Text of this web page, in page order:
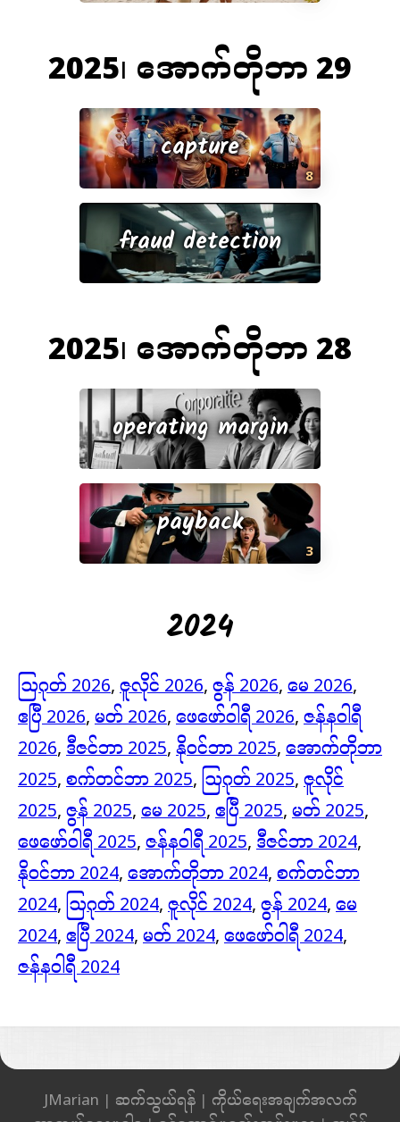
2025၊ အောက်တိုဘာ 29
8
capture
fraud detection
2025၊ အောက်တိုဘာ 28
operating margin
3
payback
2024
ဩဂုတ် 2026, ဇူလိုင် 2026, ဇွန် 2026, မေ 2026,
ဧပြီ 2026, မတ် 2026, ဖေဖော်ဝါရီ 2026, ဇန်နဝါရီ
2026, ဒီဇင်ဘာ 2025, နိုဝင်ဘာ 2025, အောက်တိုဘာ
2025, စက်တင်ဘာ 2025, ဩဂုတ် 2025, ဇူလိုင်
2025, ဇွန် 2025, မေ 2025, ဧပြီ 2025, မတ် 2025,
ဖေဖော်ဝါရီ 2025, ဇန်နဝါရီ 2025, ဒီဇင်ဘာ 2024,
နိုဝင်ဘာ 2024, အောက်တိုဘာ 2024, စက်တင်ဘာ
2024, ဩဂုတ် 2024, ဇူလိုင် 2024, ဇွန် 2024, မေ
2024, ဧပြီ 2024, မတ် 2024, ဖေဖော်ဝါရီ 2024,
ဇန်နဝါရီ 2024
JMarian | ဆက်သွယ်ရန်| ကိုယ်ရေးအချက်အလက်